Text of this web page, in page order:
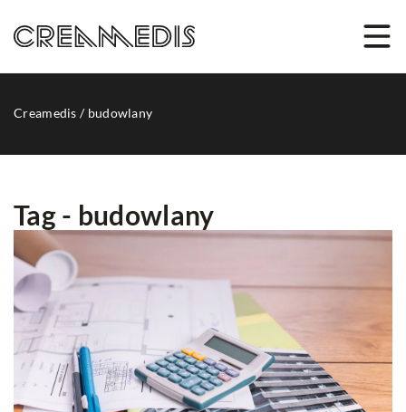
Creamedis / budowlany
Tag - budowlany